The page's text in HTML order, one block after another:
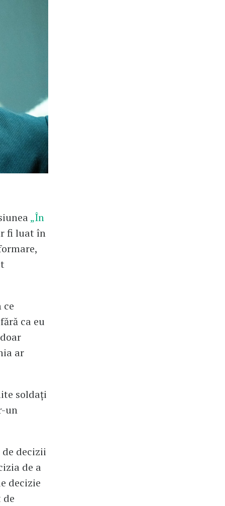
„În
fi luat în
ca eu
ar
soldați
un
de decizii
de a
decizie
de